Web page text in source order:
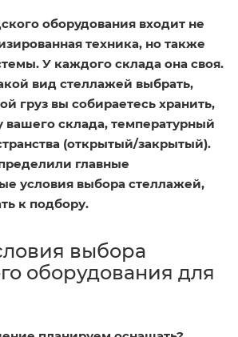
оборудования входит не
техника, но также
У каждого склада она своя.
вид стеллажей выбрать,
груз вы собираетесь хранить,
вашего склада, температурный
(открытый/закрытый).
главные
условия выбора стеллажей,
к подбору.
выбора
оборудования для